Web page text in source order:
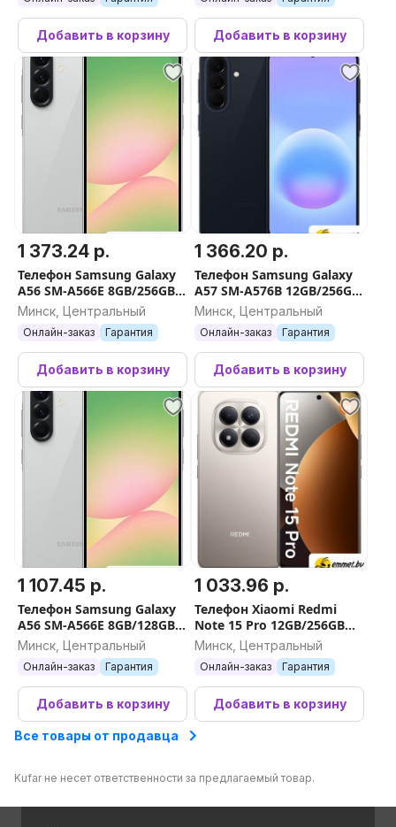
(синий)
Добавить в корзину Добавить в корзину
1 373.24 р.
Телефон Samsung Galaxy
A56 SM-A566E 8GB/256GB
(серый)
Минск, Центральный
Онлайн-заказ Гарантия
Добавить в корзину
1 366.20 р.
Телефон Samsung Galaxy
A57 SM-A576B 12GB/256GB
(синий)
Минск, Центральный
Онлайн-заказ Гарантия
Добавить в корзину
1 107.45 р.
Телефон Samsung Galaxy
A56 SM-A566E 8GB/128GB
(серый)
Минск, Центральный
Онлайн-заказ Гарантия
Добавить в корзину
1 033.96 р.
Телефон Xiaomi Redmi
Note 15 Pro 12GB/256GB
международная версия
(титановый)
Минск, Центральный
Онлайн-заказ Гарантия
Добавить в корзину
Все товары от продавца
Kufar не несет ответственности за предлагаемый товар.